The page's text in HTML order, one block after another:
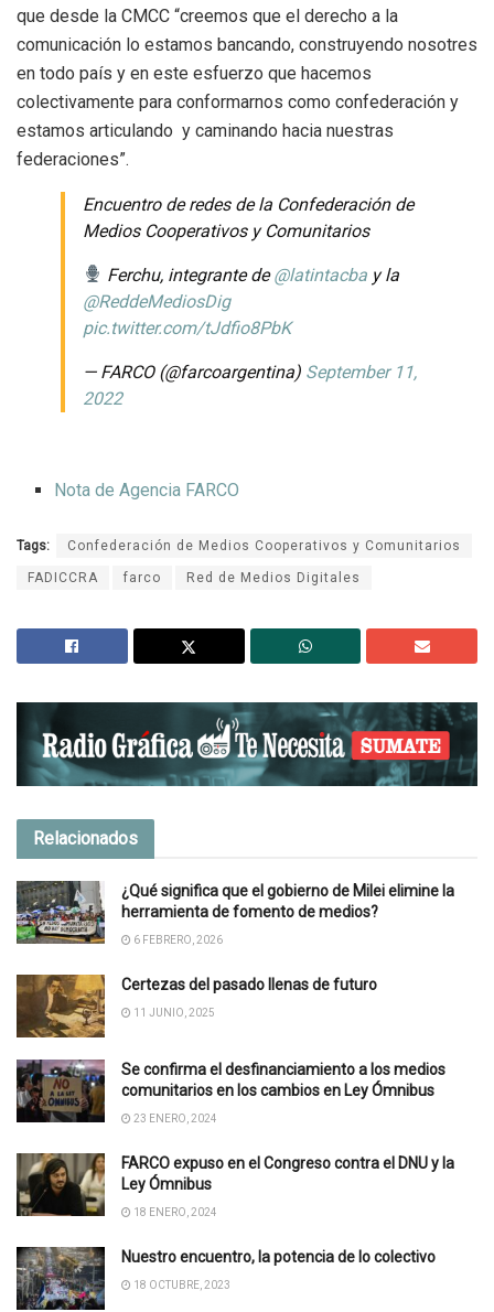
que desde la CMCC “creemos que el derecho a la
comunicación lo estamos bancando, construyendo nosotres
en todo país y en este esfuerzo que hacemos
colectivamente para conformarnos como confederación y
estamos articulando y caminando hacia nuestras
federaciones”.
Encuentro de redes de la Confederación de
Medios Cooperativos y Comunitarios
Ferchu, integrante de@latintacba y la
@ReddeMediosDig
pic.twitter.com/tJdfio8PbK
— FARCO (@farcoargentina) September 11,
2022
Nota de Agencia FARCO
Tags: Confederación de Medios Cooperativos y Comunitarios
FADICCRA farco Red de Medios Digitales
Relacionados
¿Qué significa que el gobierno de Milei elimine la
herramienta de fomento de medios?
6 FEBRERO, 2026
Certezas del pasado llenas de futuro
11 JUNIO, 2025
Se confirma el desfinanciamiento a los medios
comunitarios en los cambios en Ley Ómnibus
23 ENERO, 2024
FARCO expuso en el Congreso contra el DNU y la
Ley Ómnibus
18 ENERO, 2024
Nuestro encuentro, la potencia de lo colectivo
18 OCTUBRE, 2023